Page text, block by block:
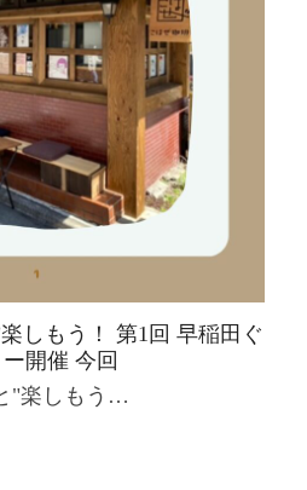
しもう！ 第1回 早稲田ぐ
開催 今回
"楽しもう…